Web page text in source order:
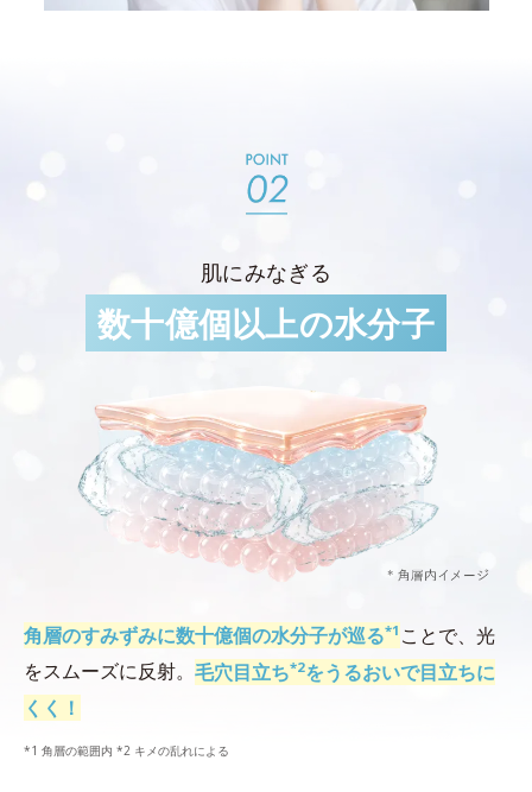
肌にみなぎる
数十億個以上の水分子
角層のすみずみに数十億個の水分子が巡る*1 ことで、光
をスムーズに反射。 毛穴目立ち*2をうるおいで目立ちに
くく！
*1 角層の範囲内 *2 キメの乱れによる